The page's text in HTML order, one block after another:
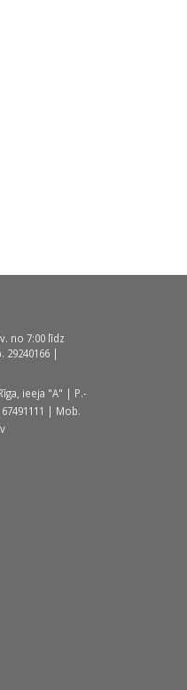
no 7:00 līdz
29240166 |
ieeja "A" | P.-
67491111 | Mob.